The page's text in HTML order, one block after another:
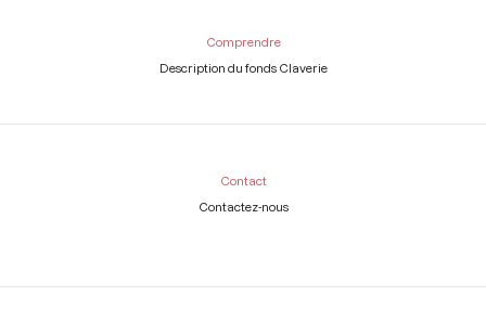
Comprendre
Description du fonds Claverie
Contact
Contactez-nous
Légal